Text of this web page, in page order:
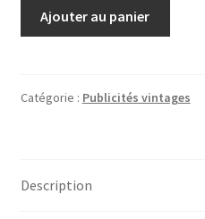
la
vintage
Ajouter au panier
Catégorie : Publicités vintages
Description